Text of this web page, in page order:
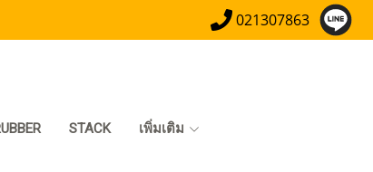
021307863
STACK เพิ่มเติม